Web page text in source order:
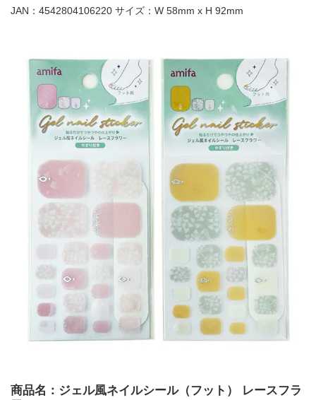
JAN：4542804106220 サイズ：W 58mm x H 92mm
商品名：ジェル風ネイルシール（フット） レースフラ